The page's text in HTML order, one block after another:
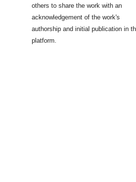
others to share the work with an
acknowledgement of the work's
authorship and initial publication in
platform.